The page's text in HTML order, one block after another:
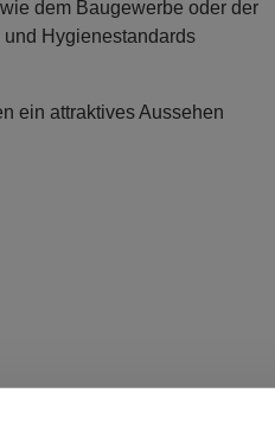
dem Baugewerbe oder der
Hygienestandards
ein attraktives Aussehen